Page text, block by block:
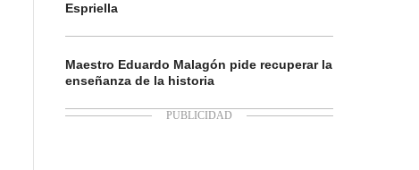
Espriella
Maestro Eduardo Malagón pide recuperar la
enseñanza de la historia